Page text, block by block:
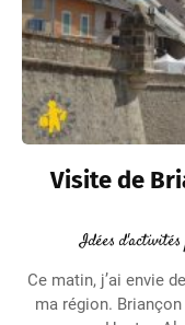
Visite de
Idées
Ce matin, j’ai envie
ma région.